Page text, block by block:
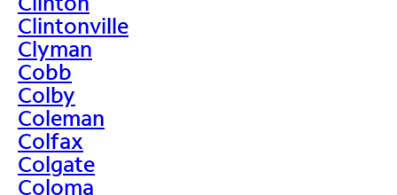
Clintonville
Clyman
Cobb
Colby
Coleman
Colfax
Colgate
Coloma